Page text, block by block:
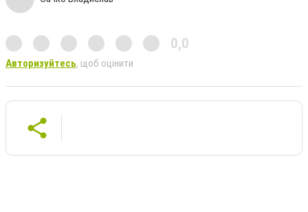
0,0
Авторизуйтесь, щоб оцінити